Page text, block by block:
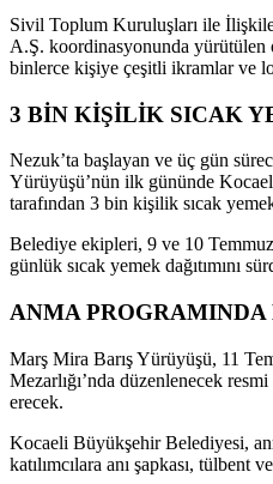
Sivil Toplum Kuruluşları ile
A.Ş. koordinasyonunda yürütülen
binlerce kişiye çeşitli ikramlar ve
3 BİN KİŞİLİK SICAK
Nezuk’ta başlayan ve üç gün
Yürüyüşü’nün ilk gününde
tarafından 3 bin kişilik sıcak
Belediye ekipleri, 9 ve 10 Temmuz
günlük sıcak yemek dağıtımını
ANMA
Marş Mira Barış Yürüyüşü, 11
Mezarlığı’nda düzenlenecek
erecek.
Kocaeli Büyükşehir Belediyesi,
katılımcılara anı şapkası, tülbent